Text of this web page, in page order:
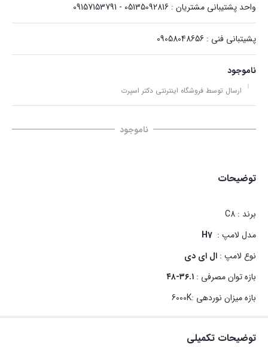
واحد پشتیبانی مشتریان : 05135092816 - 09157153791
پشیتبانی فنی : 09058048656
ناموجود
ارسال توسط فروشگاه اینترنتی دکتر اسپرت
ناموجود
توضیحات
برند : C8
مدل لامپ : H7
نوع لامپ : ال ای دی
بازه توان مصرفی : ۳۶.۱-۴۸
بازه میزان نوردهی :6000K
توضیحات تکمیلی